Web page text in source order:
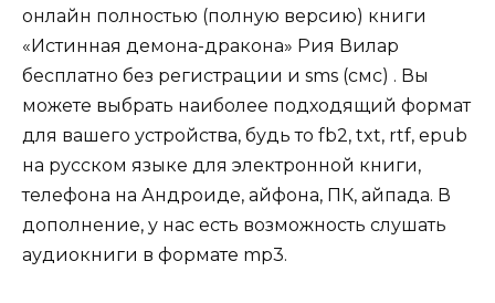
онлайн полностью (полную версию) книги
«Истинная демона-дракона» Рия Вилар
бесплатно без регистрации и sms (смс) . Вы
можете выбрать наиболее подходящий формат
для вашего устройства, будь то fb2, txt, rtf, epub
на русском языке для электронной книги,
телефона на Андроиде, айфона, ПК, айпада. В
дополнение, у нас есть возможность слушать
аудиокниги в формате mp3.